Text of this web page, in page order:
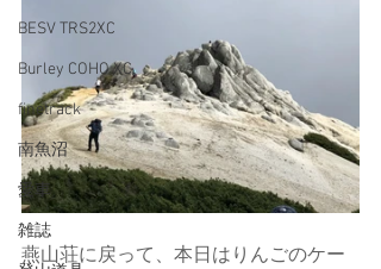
BESV TRS2XC
Burley COHO XC
finetrack
南魚沼
愛車
雑誌
燕山荘に戻って、本日はりんごのケー